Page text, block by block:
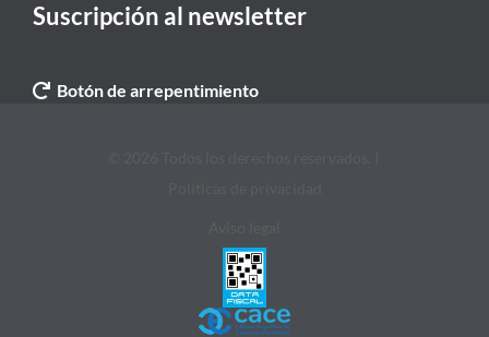
Suscripción al newsletter
Botón de arrepentimiento